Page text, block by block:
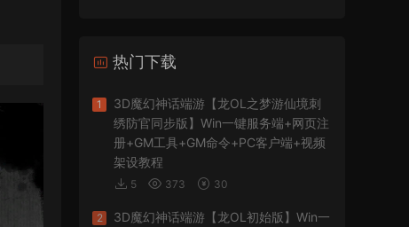
热门下载
1
3D魔幻神话端游【龙OL之梦游仙境刺
绣防官同步版】Win一键服务端+网页注
册+GM工具+GM命令+PC客户端+视频
架设教程
5 373 30
2
3D魔幻神话端游【龙OL初始版】Win一